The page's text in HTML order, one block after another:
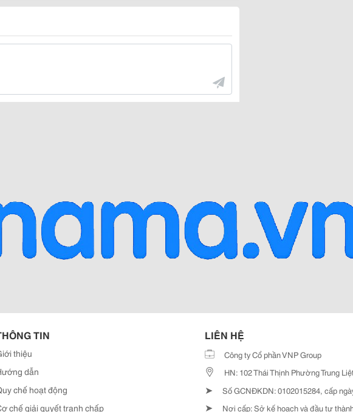
TIN
thiệu
dẫn
chế hoạt động
chế giải quyết tranh chấp
LIÊN HỆ
Công ty Cổ phần VNP Group
HN: 102 Thái Thịnh Phường Trung
➤ Số GCNĐKDN: 0102015284, cấp
➤ Nơi cấp: Sở kế hoạch và đầu tư